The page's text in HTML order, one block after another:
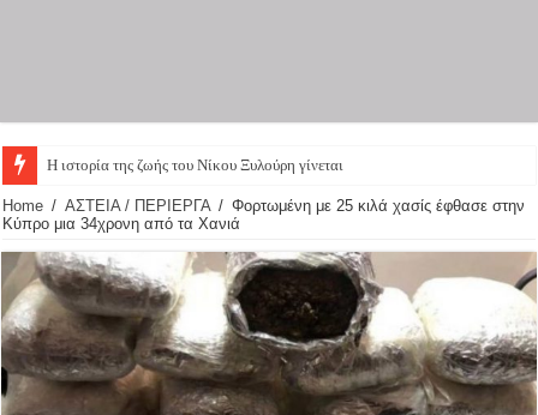
Η ιστορία της ζωής του Νίκου Ξυλούρη γίνεται θεατρι
Home / ΑΣΤΕΙΑ / ΠΕΡΙΕΡΓΑ / Φορτωμένη με 25 κιλά χασίς έφθασε στην
Κύπρο μια 34χρονη από τα Χανιά